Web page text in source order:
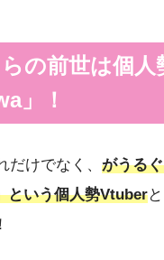
の前世は個人
」！
だけでなく、 がうる
という個人勢Vtuber